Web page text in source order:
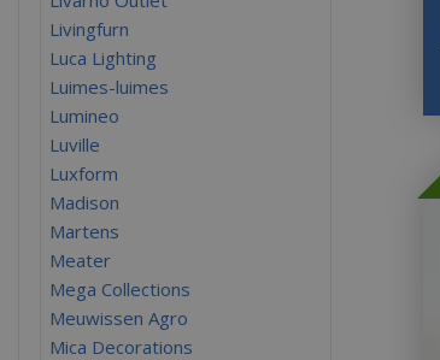
Livingfurn
Luca Lighting
Luimes-luimes
Lumineo
Luville
Luxform
Madison
Martens
Meater
Mega Collections
Meuwissen Agro
Mica Decorations